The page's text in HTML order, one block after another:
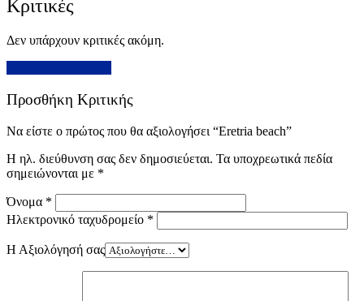
Κριτικές
Δεν υπάρχουν κριτικές ακόμη.
Προσθήκη Κριτικής
Να είστε ο πρώτος που θα αξιολογήσει “Eretria beach”
Η ηλ. διεύθυνση σας δεν δημοσιεύεται. Τα υποχρεωτικά πεδία
σημειώνονται με *
Όνομα *
Ηλεκτρονικό ταχυδρομείο *
Η Αξιολόγησή σας